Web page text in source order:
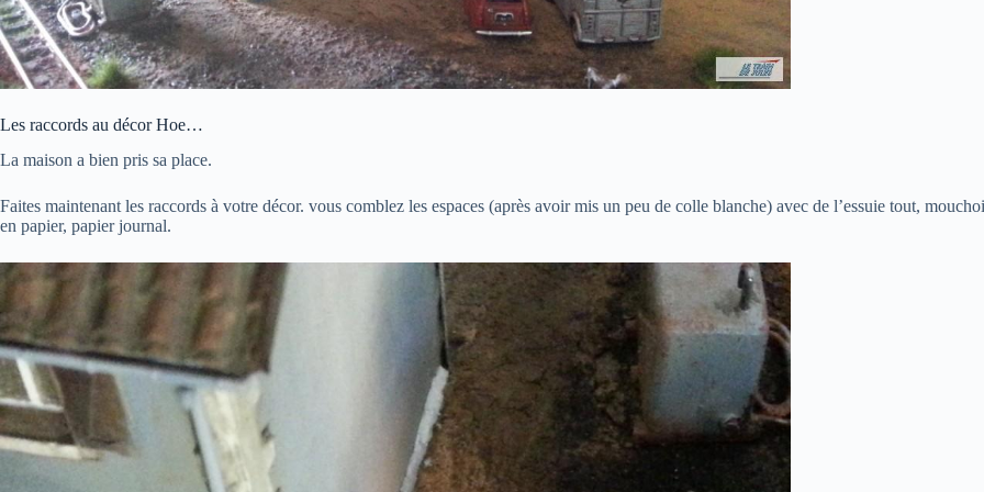
Les raccords au décor Hoe…
La maison a bien pris sa place.
Faites maintenant les raccords à votre décor. vous comblez les espaces (après avoir mis un peu de colle blanche) avec de l’essuie tout,
en papier, papier journal.